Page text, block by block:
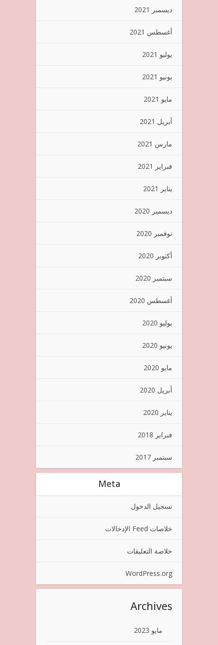
ديسمبر 2021
أغسطس 2021
يوليو 2021
يونيو 2021
مايو 2021
أبريل 2021
مارس 2021
فبراير 2021
يناير 2021
ديسمبر 2020
نوفمبر 2020
أكتوبر 2020
سبتمبر 2020
أغسطس 2020
يوليو 2020
يونيو 2020
مايو 2020
أبريل 2020
يناير 2020
فبراير 2018
سبتمبر 2017
Meta
تسجيل الدخول
خلاصات Feed الإدخالات
خلاصة التعليقات
WordPress.org
Archives
مايو 2023